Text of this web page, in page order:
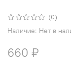
(0)
Наличие: Нет в
660 ₽